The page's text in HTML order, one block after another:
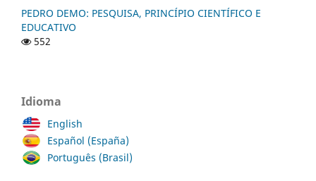
PEDRO DEMO: PESQUISA, PRINCÍPIO CIENTÍFICO E
EDUCATIVO
552
Idioma
English
Español (España)
Português (Brasil)